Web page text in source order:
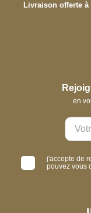
Livraison offerte
en
j'accepte de
pouvez vous